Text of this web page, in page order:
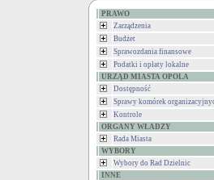
PRAWO
Zarządzenia
Budżet
Sprawozdania finansowe
Podatki i opłaty lokalne
URZĄD MIASTA OPOLA
Dostępność
Sprawy komórek
Kontrole
ORGANY WŁADZY
Rada Miasta
WYBORY
Wybory do Rad Dzielnic
INNE